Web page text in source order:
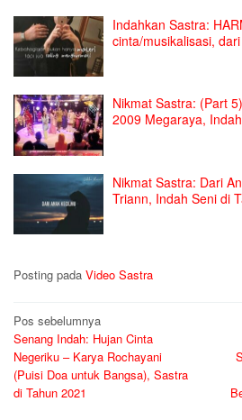
Indahkan Sastra:
cinta/musikalisasi,
Nikmat Sastra: (Part
2009 Megaraya,
Nikmat Sastra: Dari
Triann, Indah Seni di
Posting pada Video Sastra
Navigasi
pos
Pos sebelumnya
Senang Indah: Hujan Cinta
Negeriku – Karya Rochayani
(Puisi Doa untuk Bangsa), Sastra
di Tahun 2021